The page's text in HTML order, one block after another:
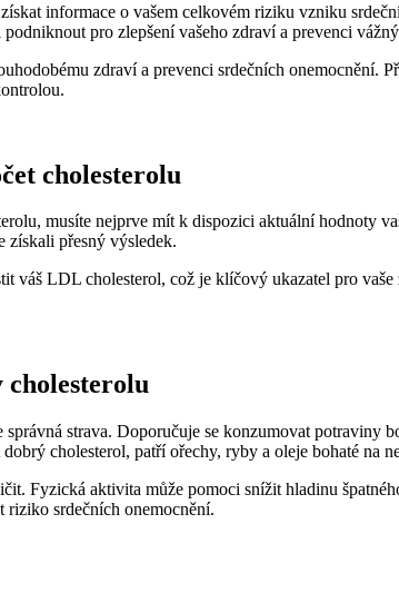
informace o​ vašem ⁣celkovém riziku vzniku
pro zlepšení vašeho‌ zdraví⁤ a prevenci
zdraví a prevenci srdečních‍ onemocnění.
cholesterolu
⁢musíte nejprve mít k dispozici aktuální hodnoty
získali přesný výsledek.
váš LDL cholesterol, což je klíčový‌ ukazatel‌ pro
strava. Doporučuje se konzumovat potraviny
cholesterol,⁣ patří ořechy,​ ryby a ⁣oleje bohaté na
Fyzická⁣ aktivita⁤ může pomoci snížit hladinu
riziko srdečních onemocnění.